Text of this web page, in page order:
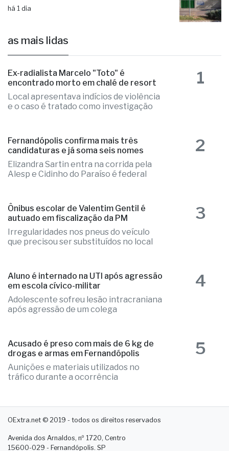
há 1 dia
as mais lidas
Ex-radialista Marcelo "Toto" é
encontrado morto em chalé de resort
Local apresentava indícios de violência
e o caso é tratado como investigação
1
Fernandópolis confirma mais três
candidaturas e já soma seis nomes
Elizandra Sartin entra na corrida pela
Alesp e Cidinho do Paraíso é federal
2
Ônibus escolar de Valentim Gentil é
autuado em fiscalização da PM
Irregularidades nos pneus do veículo
que precisou ser substituídos no local
3
Aluno é internado na UTI após agressão
em escola cívico-militar
Adolescente sofreu lesão intracraniana
após agressão de um colega
4
Acusado é preso com mais de 6 kg de
drogas e armas em Fernandópolis
Aunições e materiais utilizados no
tráfico durante a ocorrência
5
OExtra.net © 2019 - todos os direitos reservados
Avenida dos Arnaldos, nº 1720, Centro
15600-029 - Fernandópolis. SP